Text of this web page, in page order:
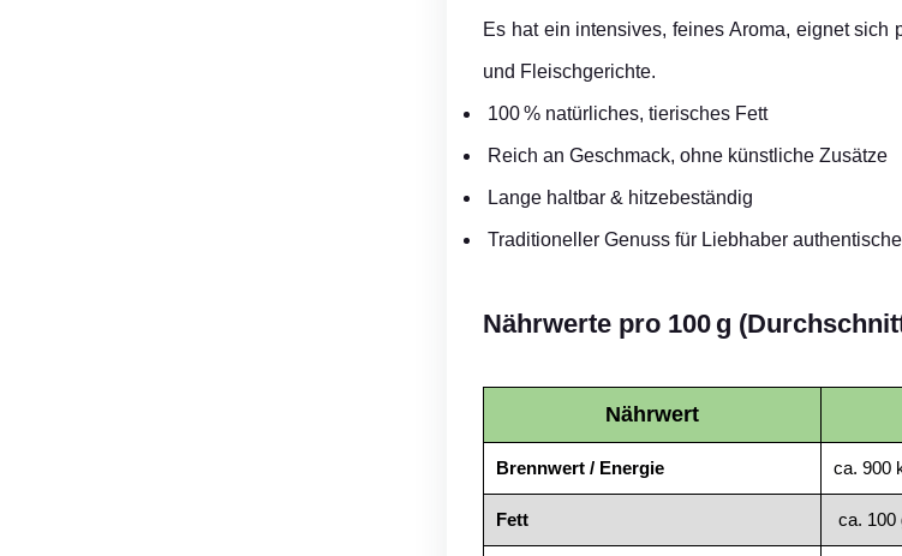
Es hat ein intensives, feines Aroma, eignet
und Fleischgerichte.
100 % natürliches, tierisches Fett
Reich an Geschmack, ohne künstliche Zusätze
Lange haltbar & hitzebeständig
Traditioneller Genuss für Liebhaber
Nährwerte pro 100 g
Nährwert
Brennwert / Energie ca. 900
Fett ca. 100